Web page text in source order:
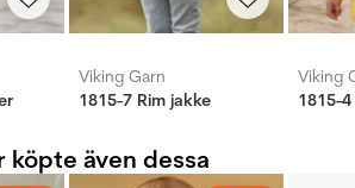
Viking Garn
1815-7 Rim jakke
Viking
1815-
köpte även dessa